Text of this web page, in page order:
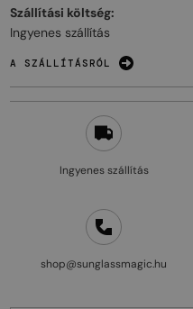
Ingyenes szállítás
shop@sunglassmagic.hu
Szállítási költség:
Ingyenes szállítás
A SZÁLLÍTÁSRÓL